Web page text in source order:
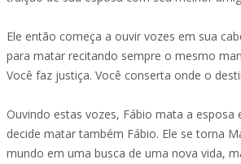
Ele então começa a ouvir vozes em sua
para matar recitando sempre o mesmo
Você faz justiça. Você conserta onde o
Ouvindo estas vozes, Fábio mata a esposa
decide matar também Fábio. Ele se torna
mundo em uma busca de uma nova vida,